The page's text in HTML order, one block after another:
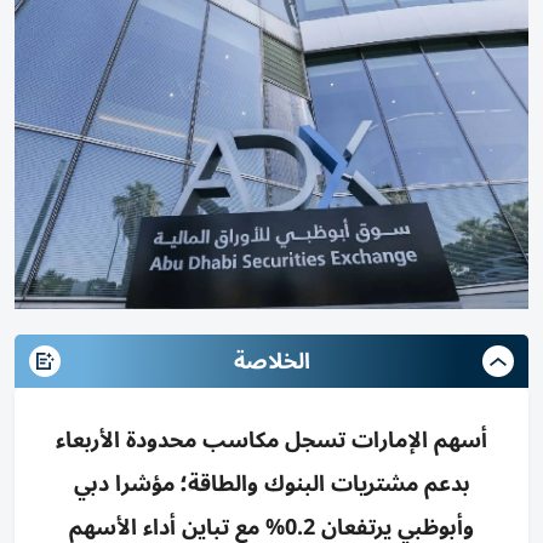
الخلاصة
أسهم الإمارات تسجل مكاسب محدودة الأربعاء
بدعم مشتريات البنوك والطاقة؛ مؤشرا دبي
وأبوظبي يرتفعان 0.2% مع تباين أداء الأسهم